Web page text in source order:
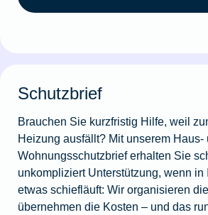
Schutzbrief
Brauchen Sie kurzfristig Hilfe, weil
Heizung ausfällt? Mit unserem Haus-
Wohnungsschutzbrief erhalten Sie
unkompliziert Unterstützung, wenn in
etwas schiefläuft: Wir organisieren
übernehmen die Kosten – und das